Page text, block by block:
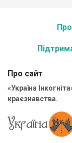
Про сайт
«Україна
краєзнавства.